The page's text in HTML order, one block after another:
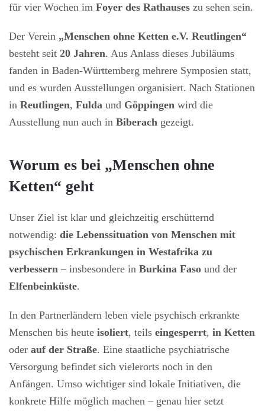
für vier Wochen im Foyer des Rathauses zu sehen sein.
Der Verein „Menschen ohne Ketten e.V. Reutlingen“
besteht seit 20 Jahren. Aus Anlass dieses Jubiläums
fanden in Baden-Württemberg mehrere Symposien statt,
und es wurden Ausstellungen organisiert. Nach Stationen
in Reutlingen, Fulda und Göppingen wird die
Ausstellung nun auch in Biberach gezeigt.
Worum es bei „Menschen ohne
Ketten“ geht
Unser Ziel ist klar und gleichzeitig erschütternd
notwendig: die Lebenssituation von Menschen mit
psychischen Erkrankungen in Westafrika zu
verbessern – insbesondere in Burkina Faso und der
Elfenbeinküste.
In den Partnerländern leben viele psychisch erkrankte
Menschen bis heute isoliert, teils eingesperrt, in Ketten
oder auf der Straße. Eine staatliche psychiatrische
Versorgung befindet sich vielerorts noch in den
Anfängen. Umso wichtiger sind lokale Initiativen, die
konkrete Hilfe möglich machen – genau hier setzt